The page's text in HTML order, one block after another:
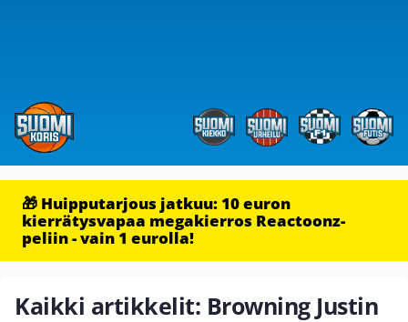
🎁 Huipputarjous jatkuu: 10 euron
kierrätysvapaa megakierros Reactoonz-
peliin - vain 1 eurolla!
Kaikki artikkelit: Browning Justin